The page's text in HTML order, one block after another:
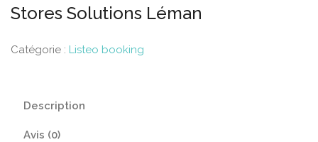
Stores Solutions Léman
Catégorie : Listeo booking
Description
Avis (0)